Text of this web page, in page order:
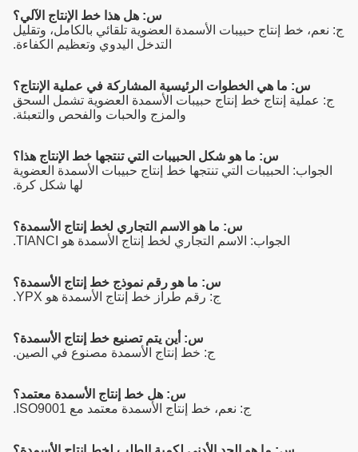
س: هل هذا خط الإنتاج الآلي؟
ج: نعم، خط إنتاج حبيبات الأسمدة العضوية تلقائي بالكامل، وتقليل
التدخل اليدوي وتعظيم الكفاءة.
س: ما هي الخطوات الرئيسية المشاركة في عملية الإنتاج؟
ج: عملية إنتاج خط إنتاج حبيبات الأسمدة العضوية تشمل السحق
والمزج والحبات والفحص والتعبئة.
س: ما هو شكل الحبيبات التي تنتجها خط الإنتاج هذا؟
الجواب: الحبيبات التي تنتجها خط إنتاج حبيبات الأسمدة العضوية
لها شكل كرة.
س: ما هو الاسم التجاري لخط إنتاج الأسمدة؟
الجواب: الاسم التجاري لخط إنتاج الأسمدة هو TIANCI.
س: ما هو رقم نموذج خط إنتاج الأسمدة؟
ج: رقم طراز خط إنتاج الأسمدة هو YPX.
س: أين يتم تصنيع خط إنتاج الأسمدة؟
ج: خط إنتاج الأسمدة مصنوع في الصين.
س: هل خط إنتاج الأسمدة معتمد؟
ج: نعم، خط إنتاج الأسمدة معتمد مع ISO9001.